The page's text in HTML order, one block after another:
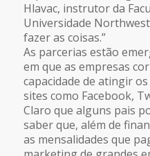
Hlavac, instrutor da
Universidade
fazer as coisas.”
As parcerias estão
em que as empresas
capacidade de atingir
sites como Facebook,
Claro que alguns pais
saber que, além de
as mensalidades que